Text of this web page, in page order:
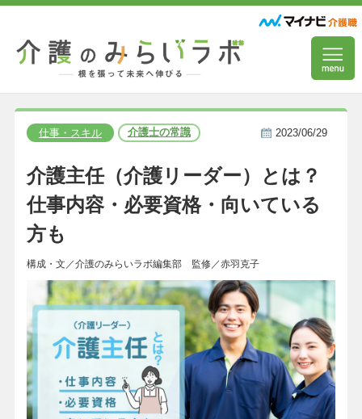
仕事・スキル 介護士の常識 2023/06/29
介護主任（介護リーダー）とは？
仕事内容・必要資格・向いている
方も
構成・文／介護のみらいラボ編集部 監修／赤羽克子